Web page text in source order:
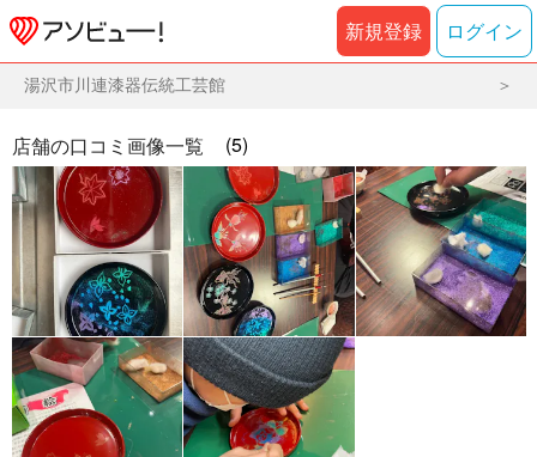
新規登録 ログイン
湯沢市川連漆器伝統工芸館
店舗の口コミ画像一覧 (5)